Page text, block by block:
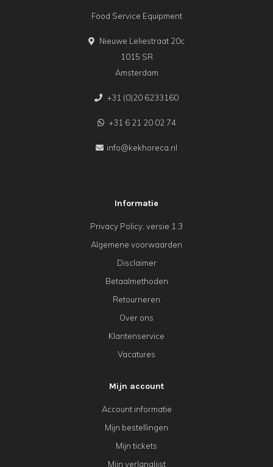
Food Service Equipment
Nieuwe Leliestraat 20c
1015 SR
Amsterdam
+31 (0)20 6233160
+31 6 21 20 02 74
info@kekhoreca.nl
Informatie
Privacy Policy, versie 1.3
Algemene voorwaarden
Disclaimer
Betaalmethoden
Retourneren
Over ons
Klantenservice
Vacatures
Mijn account
Account informatie
Mijn bestellingen
Mijn tickets
Mijn verlanglijst